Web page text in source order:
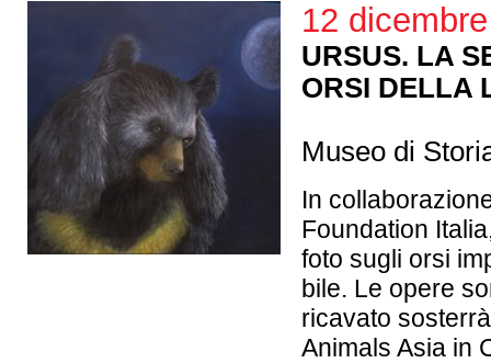
12
URSUS. LA
ORSI DELLA
Museo di
In
Foundation
foto sugli orsi
bile. Le opere
ricavato
Animals Asia in